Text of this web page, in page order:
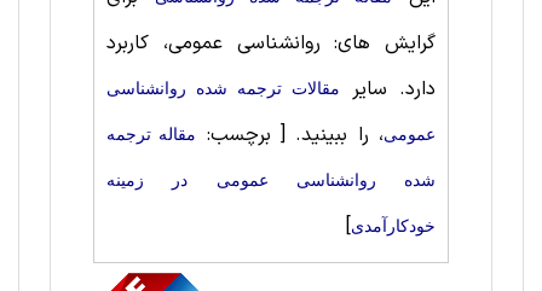
گرایش های: روانشناسی‌ عمومی، کاربرد
دارد. سایر
مقالات ترجمه شده روانشناسی‌
عمومی، را ببینید. [ برچسب: مقاله ترجمه
شده روانشناسی‌ عمومی در زمینه
خودکارآمدی]